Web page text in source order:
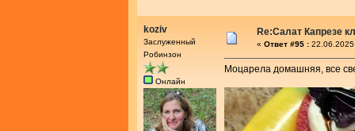
koziv
Заслуженный
Робинзон
Онлайн
Re:Салат Капрезе
« Ответ #95 :
Моцарела домашняя, все